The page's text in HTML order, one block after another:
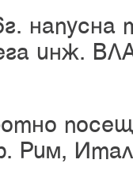
инж.
Рим,